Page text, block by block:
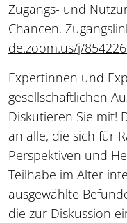
Zugangs- und
Chancen.
de.zoom.us/j/
Expertinnen und
gesellschaftlichen
Diskutieren Sie mit!
an alle, die sich für
Perspektiven und
Teilhabe im Alter
ausgewählte
die zur Diskussion